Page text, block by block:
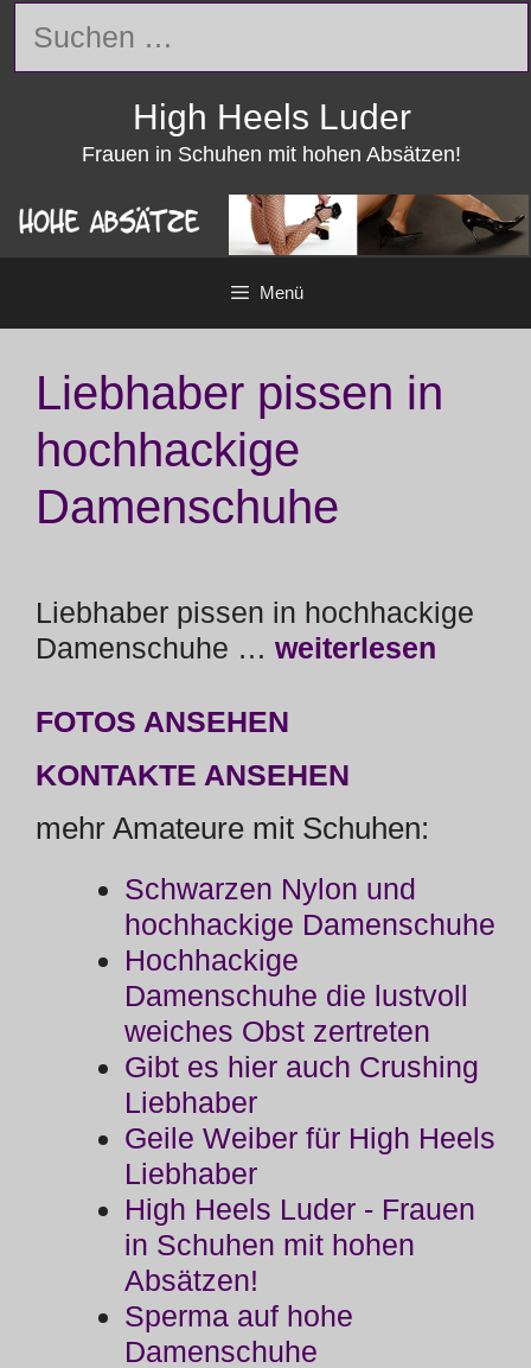
Inhalt
Suchen
nach:
High Heels Luder
Frauen in Schuhen mit hohen Absätzen!
Menü
Liebhaber pissen in
hochhackige
Damenschuhe
Liebhaber pissen in hochhackige
Damenschuhe … weiterlesen
FOTOS ANSEHEN
KONTAKTE ANSEHEN
mehr Amateure mit Schuhen:
Schwarzen Nylon und
hochhackige Damenschuhe
Hochhackige
Damenschuhe die lustvoll
weiches Obst zertreten
Gibt es hier auch Crushing
Liebhaber
Geile Weiber für High Heels
Liebhaber
High Heels Luder - Frauen
in Schuhen mit hohen
Absätzen!
Sperma auf hohe
Damenschuhe